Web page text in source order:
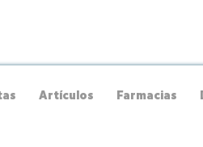
Artículos Farmacias